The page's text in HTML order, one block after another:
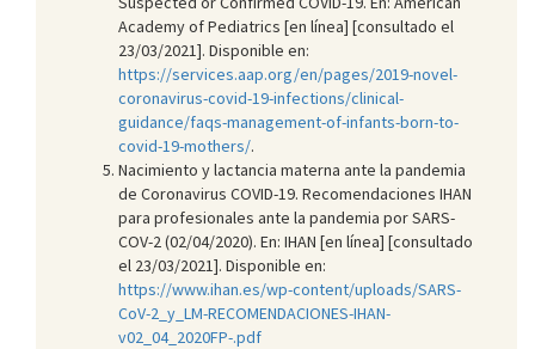
Academy of Pediatrics [en línea] [consultado el
23/03/2021]. Disponible en:
https://services.aap.org/en/pages/2019-novel-
coronavirus-covid-19-infections/clinical-
guidance/faqs-management-of-infants-born-to-
covid-19-mothers/.
Nacimiento y lactancia materna ante la pandemia
de Coronavirus COVID-19. Recomendaciones IHAN
para profesionales ante la pandemia por SARS-
COV-2 (02/04/2020). En: IHAN [en línea] [consultado
el 23/03/2021]. Disponible en:
https://www.ihan.es/wp-content/uploads/SARS-
CoV-2_y_LM-RECOMENDACIONES-IHAN-
v02_04_2020FP-.pdf